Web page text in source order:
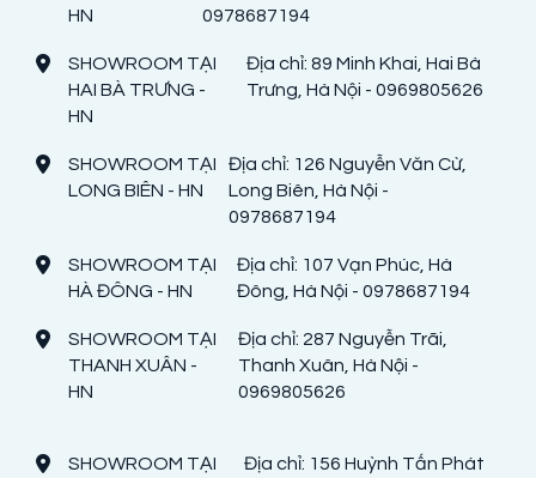
HN
0978687194
SHOWROOM TẠI
HAI BÀ TRƯNG -
HN
Địa chỉ: 89 Minh Khai, Hai Bà
Trưng, Hà Nội - 0969805626
SHOWROOM TẠI
LONG BIÊN - HN
Địa chỉ: 126 Nguyễn Văn Cừ,
Long Biên, Hà Nội -
0978687194
SHOWROOM TẠI
HÀ ĐÔNG - HN
Địa chỉ: 107 Vạn Phúc, Hà
Đông, Hà Nội - 0978687194
SHOWROOM TẠI
THANH XUÂN -
HN
Địa chỉ: 287 Nguyễn Trãi,
Thanh Xuân, Hà Nội -
0969805626
SHOWROOM TẠI
Địa chỉ: 156 Huỳnh Tấn Phát